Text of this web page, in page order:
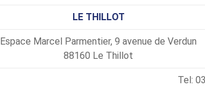
LE THILLOT
Espace Marcel Parmentier, 9 avenue de Verdun
88160 Le Thillot
Tel: